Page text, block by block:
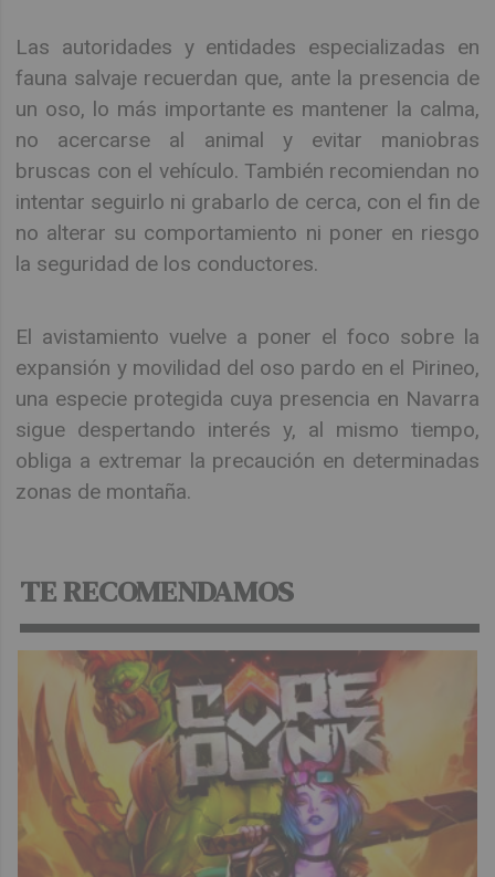
Las autoridades y entidades especializadas en
fauna salvaje recuerdan que, ante la presencia de
un oso, lo más importante es mantener la calma,
no acercarse al animal y evitar maniobras
bruscas con el vehículo. También recomiendan no
intentar seguirlo ni grabarlo de cerca, con el fin de
no alterar su comportamiento ni poner en riesgo
la seguridad de los conductores.
El avistamiento vuelve a poner el foco sobre la
expansión y movilidad del oso pardo en el Pirineo,
una especie protegida cuya presencia en Navarra
sigue despertando interés y, al mismo tiempo,
obliga a extremar la precaución en determinadas
zonas de montaña.
TE RECOMENDAMOS